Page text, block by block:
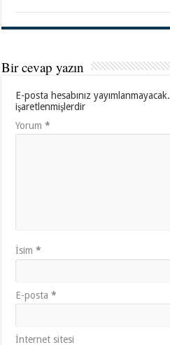
Bir cevap yazın
E-posta hesabınız yayımlanmayacak.
işaretlenmişlerdir
Yorum*
İsim*
E-posta*
İnternet sitesi